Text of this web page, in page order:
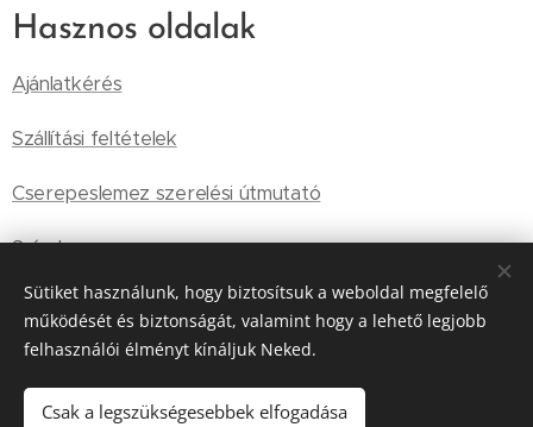
Hasznos oldalak
Ajánlatkérés
Szállítási feltételek
Cserepeslemez szerelési útmutató
Színek
Általános Szállítási Feltételek
Tárolási információk
Adatkezelési szabályzat
Sütiket használunk, hogy biztosítsuk a weboldal megfelelő
működését és biztonságát, valamint hogy a lehető legjobb
felhasználói élményt kínáljuk Neked.
Csak a legszükségesebbek elfogadása